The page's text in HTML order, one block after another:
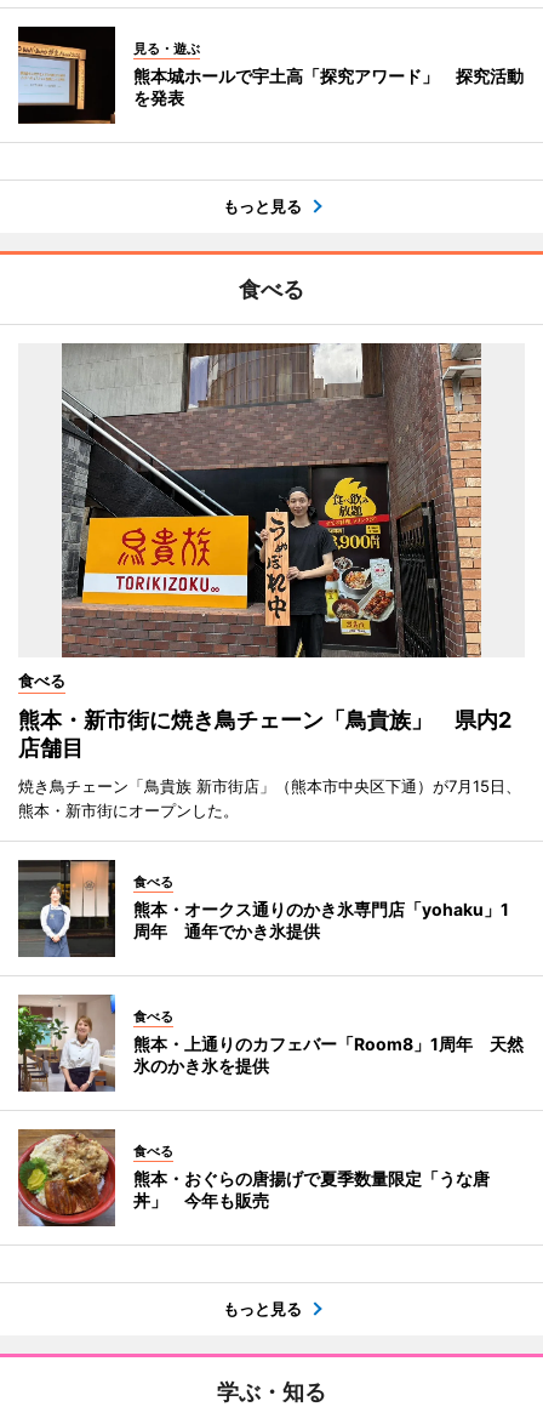
見る・遊ぶ
熊本城ホールで宇土高「探究アワード」 探究活動
を発表
もっと見る
食べる
食べる
熊本・新市街に焼き鳥チェーン「鳥貴族」 県内2
店舗目
焼き鳥チェーン「鳥貴族 新市街店」（熊本市中央区下通）が7月15日、
熊本・新市街にオープンした。
食べる
熊本・オークス通りのかき氷専門店「yohaku」1
周年 通年でかき氷提供
食べる
熊本・上通りのカフェバー「Room8」1周年 天然
氷のかき氷を提供
食べる
熊本・おぐらの唐揚げで夏季数量限定「うな唐
丼」 今年も販売
もっと見る
学ぶ・知る